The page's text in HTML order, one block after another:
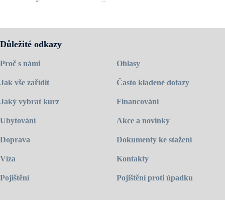
Navštivte domovskou stránku školy
Důležité odkazy
Proč s námi
Jak vše zařídit
Jaký vybrat kurz
Ubytování
Doprava
Víza
Pojištění
Ohlasy
Často kladené dotazy
Financování
Akce a novinky
Dokumenty ke stažení
Kontakty
Pojištění proti úpadku